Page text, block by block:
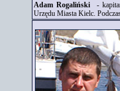
Adam Rogaliński -
Urzędu Miasta Kielc.